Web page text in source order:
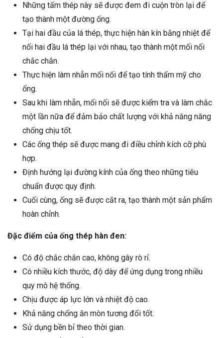
Những tấm thép này sẽ được đem đi cuộn tròn lại để
tạo thành một đường ống.
Tại hai đầu của lá thép, thực hiện hàn kín bằng nhiệt để
nối hai đầu lá thép lại với nhau, tạo thành một mối nối
chắc chắn.
Thực hiện làm nhẵn mối nối để tạo tính thẩm mỹ cho
ống.
Sau khi làm nhẵn, mối nối sẽ được kiểm tra và làm chắc
một lần nữa để đảm bảo chất lượng với khả năng năng
chống chịu tốt.
Các ống thép sẽ được mang đi điều chỉnh kích cỡ phù
hợp.
Định hướng lại đường kính của ống theo những tiêu
chuẩn được quy định.
Cuối cùng, ống sẽ được cắt ra, tạo thành một sản phẩm
hoàn chỉnh.
Đặc điểm của ống thép hàn đen:
Có độ chắc chắn cao, không gây rò rỉ.
Có nhiều kích thước, độ dày để ứng dụng trong nhiều
quy mô hệ thống.
Chịu được áp lực lớn và nhiệt độ cao.
Khả năng chống ăn mòn tương đối tốt.
Sử dụng bền bỉ theo thời gian.